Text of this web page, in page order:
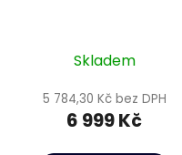
Skladem
5 784,30 Kč bez DPH
6 999 Kč